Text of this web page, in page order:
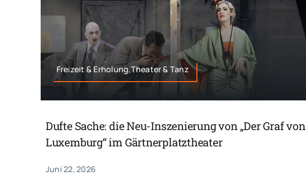
Freizeit & Erholung,Theater & Tanz
Dufte Sache: die Neu-Inszenierung von „Der Graf von
Luxemburg“ im Gärtnerplatztheater
Juni 22, 2026